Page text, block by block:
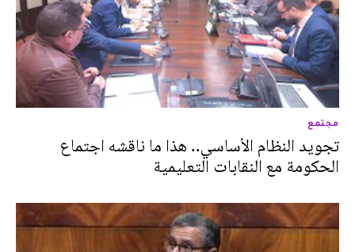
مجتمع
تجويد النظام الأساسي.. هذا ما ناقشه اجتماع
الحكومة مع النقابات التعليمية